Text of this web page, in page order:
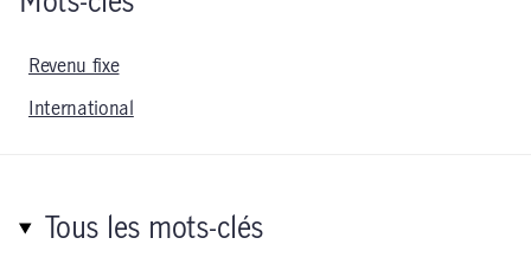
Revenu fixe
International
Tous les mots-clés